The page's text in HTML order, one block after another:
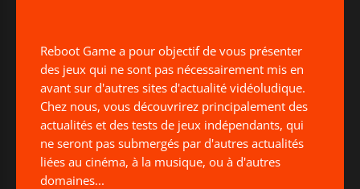
Reboot Game a pour objectif de vous présenter
des jeux qui ne sont pas nécessairement mis en
avant sur d'autres sites d'actualité vidéoludique.
Chez nous, vous découvrirez principalement des
actualités et des tests de jeux indépendants, qui
ne seront pas submergés par d'autres actualités
liées au cinéma, à la musique, ou à d'autres
domaines...